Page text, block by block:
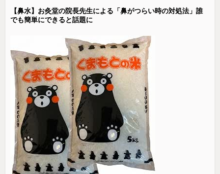
【鼻水】お灸堂の院長先生による「鼻がつらい時の対処法」誰
でも簡単にできると話題に